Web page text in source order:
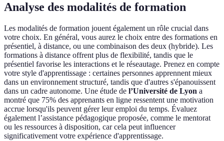
Analyse des modalités de formation
Les modalités de formation jouent également un rôle crucial dans
votre choix. En général, vous aurez le choix entre des formations en
présentiel, à distance, ou une combinaison des deux (hybride). Les
formations à distance offrent plus de flexibilité, tandis que le
présentiel favorise les interactions et le réseautage. Prenez en compte
votre style d'apprentissage : certaines personnes apprennent mieux
dans un environnement structuré, tandis que d'autres s'épanouissent
dans un cadre autonome. Une étude de l’Université de Lyon a
montré que 75% des apprenants en ligne ressentent une motivation
accrue lorsqu'ils peuvent gérer leur emploi du temps. Évaluez
également l’assistance pédagogique proposée, comme le mentorat
ou les ressources à disposition, car cela peut influencer
significativement votre expérience d'apprentissage.